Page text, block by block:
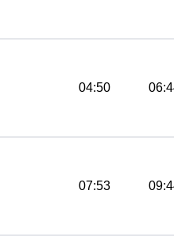
04:50
07:53